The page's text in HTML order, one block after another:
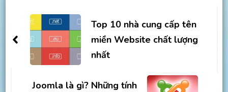
NavigationTop 10 nhà cung cấp tên
miền Website chất lượng
nhất
Joomla là gì? Những tính